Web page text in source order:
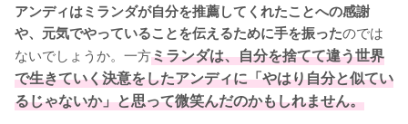
アンディはミランダが自分を推薦してくれたことへの感謝
や、元気でやっていることを伝えるために手を振ったのでは
ないでしょうか。一方ミランダは、自分を捨てて違う世界
で生きていく決意をしたアンディに「やはり自分と似てい
るじゃないか」と思って微笑んだのかもしれません。